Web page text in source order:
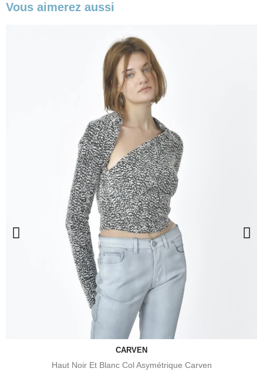
Vous aimerez aussi
CARVEN
Haut Noir Et Blanc Col Asymétrique Carven